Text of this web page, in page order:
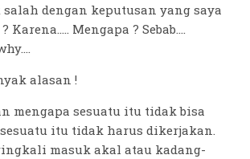
salah dengan keputusan yang saya
Mengapa ? Sebab....
alasan !
mengapa sesuatu itu tidak bisa
itu tidak harus dikerjakan.
masuk akal atau kadang-